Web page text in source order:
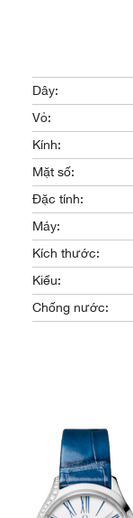
Dây:
Vỏ:
Kính:
Mặt số:
Đặc tính:
Máy:
Kích thước:
Kiểu:
Chống nước: